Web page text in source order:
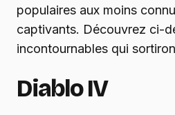
populaires aux moins
captivants. Découvrez ci-
incontournables qui
Diablo IV